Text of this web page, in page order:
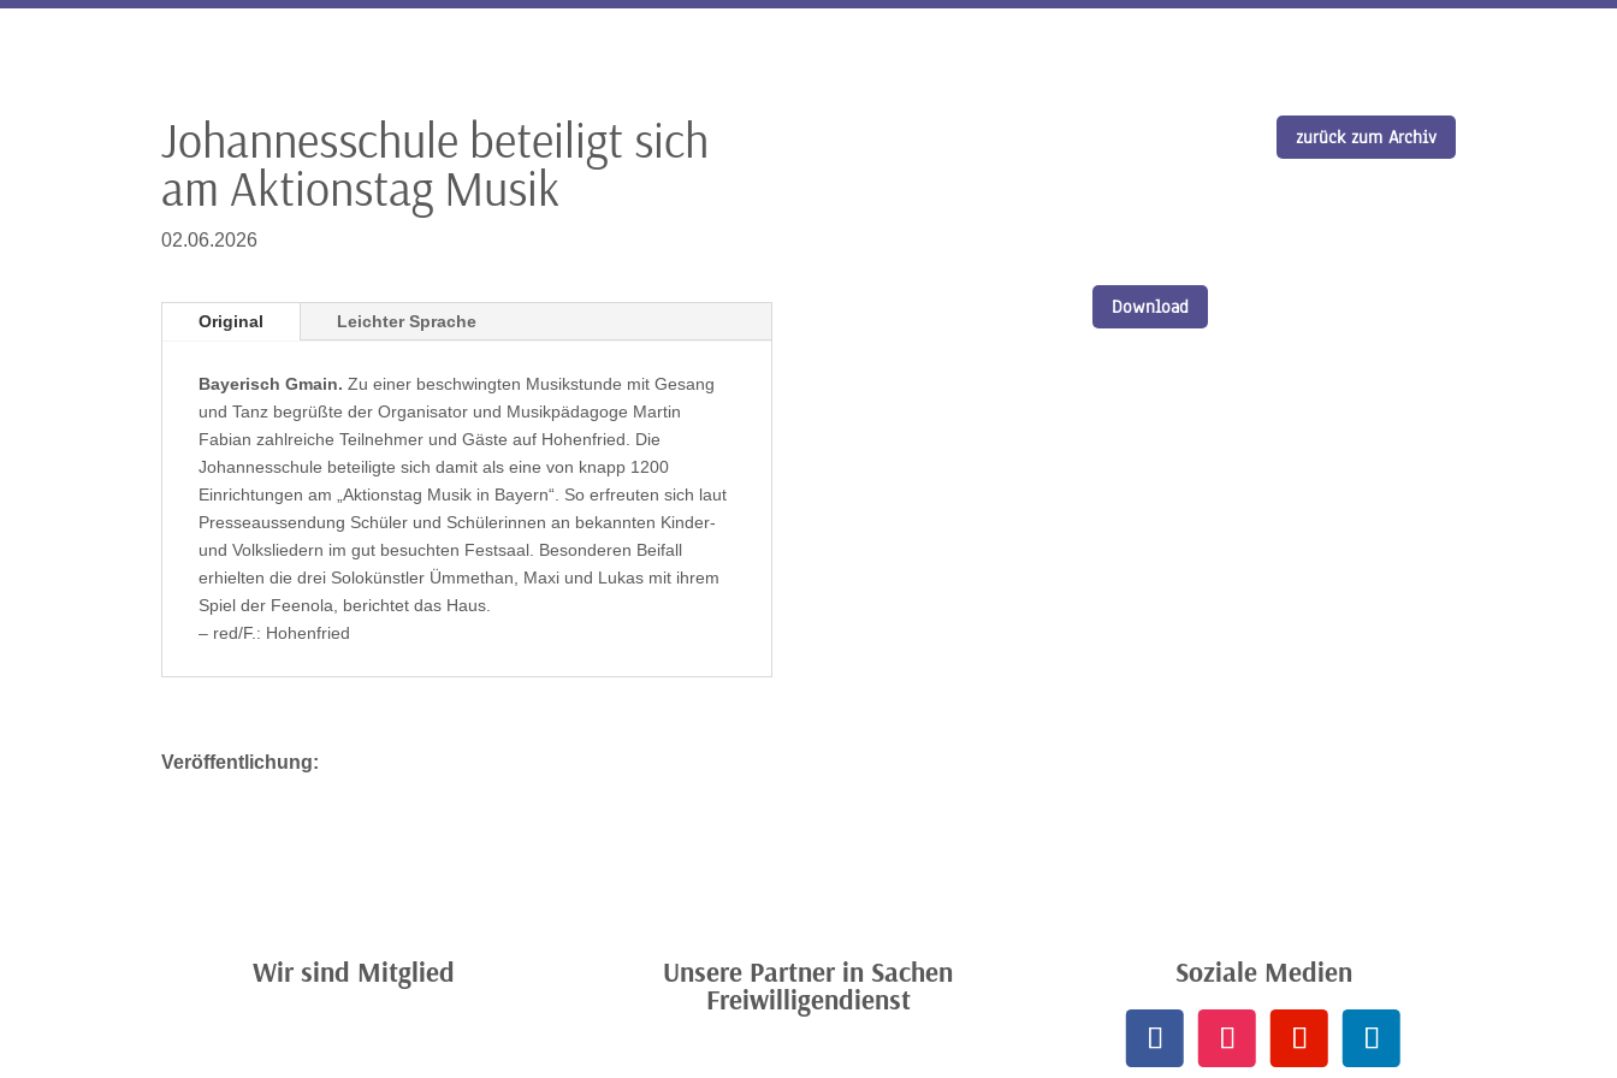
Johannesschule beteiligt sich
am Aktionstag Musik
02.06.2026
zurück zum Archiv
Original Leichter Sprache
Bayerisch Gmain. Zu einer beschwingten Musikstunde mit Gesang
und Tanz begrüßte der Organisator und Musikpädagoge Martin
Fabian zahlreiche Teilnehmer und Gäste auf Hohenfried. Die
Johannesschule beteiligte sich damit als eine von knapp 1200
Einrichtungen am „Aktionstag Musik in Bayern“. So erfreuten sich laut
Presseaussendung Schüler und Schülerinnen an bekannten Kinder-
und Volksliedern im gut besuchten Festsaal. Besonderen Beifall
erhielten die drei Solokünstler Ümmethan, Maxi und Lukas mit ihrem
Spiel der Feenola, berichtet das Haus.
– red/F.: Hohenfried
Veröffentlichung:
Download
Wir sind Mitglied Unsere Partner in Sachen
Freiwilligendienst
Soziale Medien